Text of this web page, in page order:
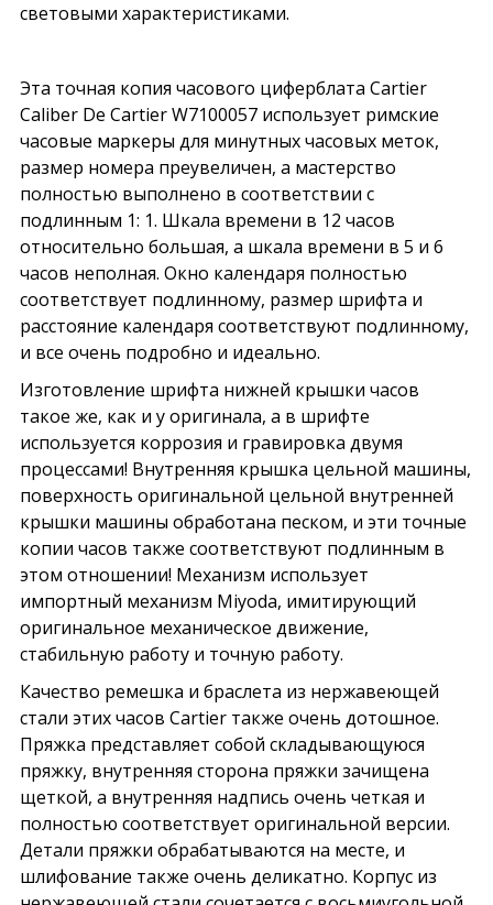
световыми характеристиками.
Эта точная копия часового циферблата Cartier
Caliber De Cartier W7100057 использует римские
часовые маркеры для минутных часовых меток,
размер номера преувеличен, а мастерство
полностью выполнено в соответствии с
подлинным 1: 1. Шкала времени в 12 часов
относительно большая, а шкала времени в 5 и 6
часов неполная. Окно календаря полностью
соответствует подлинному, размер шрифта и
расстояние календаря соответствуют подлинному,
и все очень подробно и идеально.
Изготовление шрифта нижней крышки часов
такое же, как и у оригинала, а в шрифте
используется коррозия и гравировка двумя
процессами! Внутренняя крышка цельной машины,
поверхность оригинальной цельной внутренней
крышки машины обработана песком, и эти точные
копии часов также соответствуют подлинным в
этом отношении! Механизм использует
импортный механизм Miyoda, имитирующий
оригинальное механическое движение,
стабильную работу и точную работу.
Качество ремешка и браслета из нержавеющей
стали этих часов Cartier также очень дотошное.
Пряжка представляет собой складывающуюся
пряжку, внутренняя сторона пряжки зачищена
щеткой, а внутренняя надпись очень четкая и
полностью соответствует оригинальной версии.
Детали пряжки обрабатываются на месте, и
шлифование также очень деликатно. Корпус из